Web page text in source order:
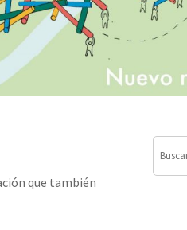
que también